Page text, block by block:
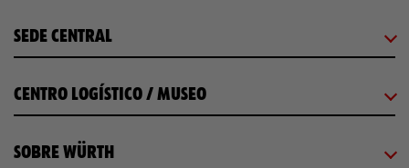
SEDE CENTRAL
CENTRO LOGÍSTICO / MUSEO
SOBRE WÜRTH